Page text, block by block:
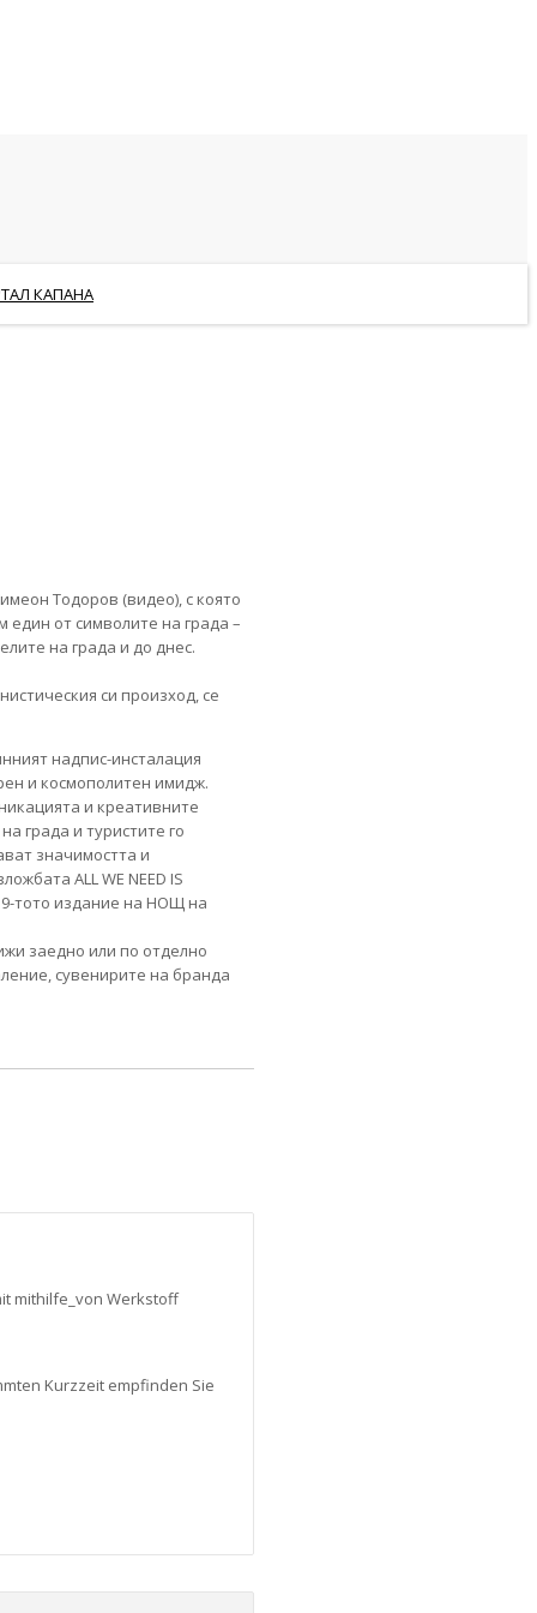
КАПАНА
Тодоров (видео), с която
един от символите на града –
на града и до днес.
си произход, се
надпис-инсталация
и космополитен имидж.
и креативните
града и туристите го
значимостта и
ALL WE NEED IS
9-тото издание на НОЩ на
заедно или по отделно
сувенирите на бранда
mithilfe_von Werkstoff
Kurzzeit empfinden Sie